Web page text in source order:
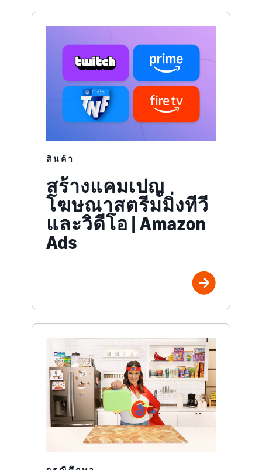
สินค้า
สร้างแคมเปญ
โฆษณาสตรีมมิ่งทีวี
และวิดีโอ | Amazon
Ads